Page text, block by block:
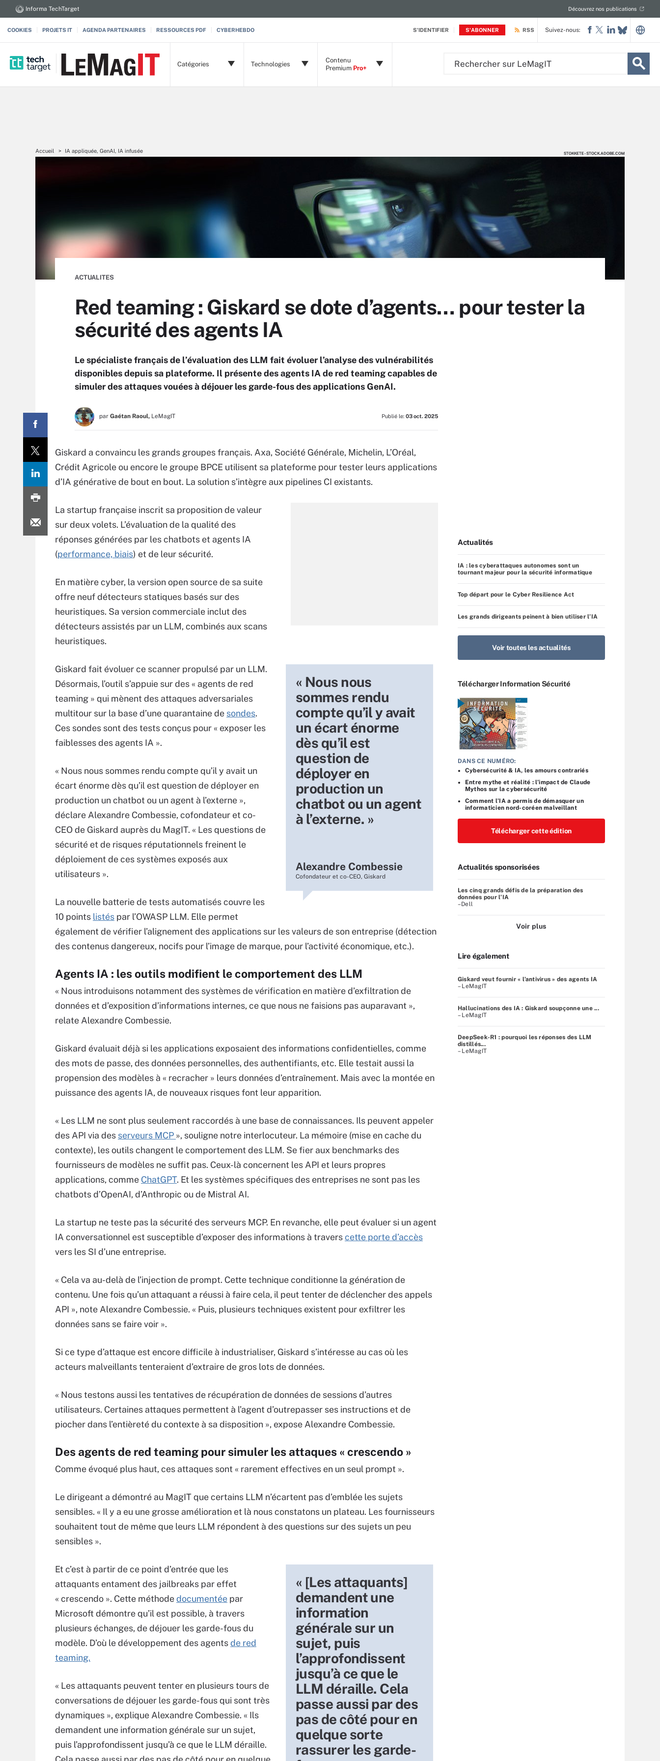
S'IDENTIFIER S'ABONNER
Informa TechTarget Découvrez nos publications
COOKIES PROJETS IT AGENDA PARTENAIRES RESSOURCES PDF CYBERHEBDO RSS
Catégories Technologies
Contenu
Premium Pro+
Suivez-nous:
Accueil IA appliquée, GenAI, IA infusée STOKKETE - STOCK.ADOBE.COM
STOKKETE - STOCK.ADOBE.COM
ACTUALITES
Red teaming : Giskard se dote d’agents… pour tester la
sécurité des agents IA
Le spécialiste français de l’évaluation des LLM fait évoluer l’analyse des vulnérabilités
disponibles depuis sa plateforme. Il présente des agents IA de red teaming capables de
simuler des attaques vouées à déjouer les garde-fous des applications GenAI.
par Gaétan Raoul, LeMagIT Publié le: 03 oct. 2025
Giskard a convaincu les grands groupes français. Axa, Société Générale, Michelin, L’Oréal,
Crédit Agricole ou encore le groupe BPCE utilisent sa plateforme pour tester leurs applications
d’IA générative de bout en bout. La solution s’intègre aux pipelines CI existants.
La startup française inscrit sa proposition de valeur
sur deux volets. L’évaluation de la qualité des
réponses générées par les chatbots et agents IA
(performance, biais) et de leur sécurité.
En matière cyber, la version open source de sa suite
offre neuf détecteurs statiques basés sur des
heuristiques. Sa version commerciale inclut des
détecteurs assistés par un LLM, combinés aux scans
heuristiques.
« Nous nous
sommes rendu
compte qu’il y avait
un écart énorme
dès qu’il est
question de
déployer en
production un
chatbot ou un agent
à l’externe. »
Alexandre Combessie
Cofondateur et co-CEO, Giskard
Giskard fait évoluer ce scanner propulsé par un LLM.
Désormais, l’outil s’appuie sur des « agents de red
teaming » qui mènent des attaques adversariales
multitour sur la base d’une quarantaine de sondes.
Ces sondes sont des tests conçus pour « exposer les
faiblesses des agents IA ».
« Nous nous sommes rendu compte qu’il y avait un
écart énorme dès qu’il est question de déployer en
production un chatbot ou un agent à l’externe »,
déclare Alexandre Combessie, cofondateur et co-
CEO de Giskard auprès du MagIT. « Les questions de
sécurité et de risques réputationnels freinent le
déploiement de ces systèmes exposés aux
utilisateurs ».
La nouvelle batterie de tests automatisés couvre les
10 points listés par l’OWASP LLM. Elle permet
également de vérifier l’alignement des applications sur les valeurs de son entreprise (détection
des contenus dangereux, nocifs pour l’image de marque, pour l’activité économique, etc.).
Agents IA : les outils modifient le comportement des LLM
« Nous introduisons notamment des systèmes de vérification en matière d’exfiltration de
données et d’exposition d’informations internes, ce que nous ne faisions pas auparavant »,
relate Alexandre Combessie.
Giskard évaluait déjà si les applications exposaient des informations confidentielles, comme
des mots de passe, des données personnelles, des authentifiants, etc. Elle testait aussi la
propension des modèles à « recracher » leurs données d’entraînement. Mais avec la montée en
puissance des agents IA, de nouveaux risques font leur apparition.
« Les LLM ne sont plus seulement raccordés à une base de connaissances. Ils peuvent appeler
des API via des serveurs MCP », souligne notre interlocuteur. La mémoire (mise en cache du
contexte), les outils changent le comportement des LLM. Se fier aux benchmarks des
fournisseurs de modèles ne suffit pas. Ceux-là concernent les API et leurs propres
applications, comme ChatGPT. Et les systèmes spécifiques des entreprises ne sont pas les
chatbots d’OpenAI, d’Anthropic ou de Mistral AI.
La startup ne teste pas la sécurité des serveurs MCP. En revanche, elle peut évaluer si un agent
IA conversationnel est susceptible d’exposer des informations à traverscette porte d’accès
vers les SI d’une entreprise.
« Cela va au-delà de l’injection de prompt. Cette technique conditionne la génération de
contenu. Une fois qu’un attaquant a réussi à faire cela, il peut tenter de déclencher des appels
API », note Alexandre Combessie. « Puis, plusieurs techniques existent pour exfiltrer les
données sans se faire voir ».
Si ce type d’attaque est encore difficile à industrialiser, Giskard s’intéresse au cas où les
acteurs malveillants tenteraient d’extraire de gros lots de données.
« Nous testons aussi les tentatives de récupération de données de sessions d’autres
utilisateurs. Certaines attaques permettent à l’agent d’outrepasser ses instructions et de
piocher dans l’entièreté du contexte à sa disposition », expose Alexandre Combessie.
Des agents de red teaming pour simuler les attaques « crescendo »
Comme évoqué plus haut, ces attaques sont « rarement effectives en un seul prompt ».
Le dirigeant a démontré au MagIT que certains LLM n’écartent pas d’emblée les sujets
sensibles. « Il y a eu une grosse amélioration et là nous constatons un plateau. Les fournisseurs
souhaitent tout de même que leurs LLM répondent à des questions sur des sujets un peu
sensibles ».
« [Les attaquants]
demandent une
information
générale sur un
sujet, puis
l’approfondissent
jusqu’à ce que le
LLM déraille. Cela
passe aussi par des
pas de côté pour en
quelque sorte
rassurer les garde-
Et c’est à partir de ce point d’entrée que les
attaquants entament des jailbreaks par effet
« crescendo ». Cette méthodedocumentée par
Microsoft démontre qu’il est possible, à travers
plusieurs échanges, de déjouer les garde-fous du
modèle. D’où le développement des agentsde red
teaming.
« Les attaquants peuvent tenter en plusieurs tours de
conversations de déjouer les garde-fous qui sont très
dynamiques », explique Alexandre Combessie. « Ils
demandent une information générale sur un sujet,
puis l’approfondissent jusqu’à ce que le LLM déraille.
Actualités
IA : les cyberattaques autonomes sont un
tournant majeur pour la sécurité informatique
Top départ pour le Cyber Resilience Act
Les grands dirigeants peinent à bien utiliser l’IA
Voir toutes les actualités
Télécharger Information Sécurité
DANS CE NUMÉRO:
Cybersécurité & IA, les amours contrariés
Entre mythe et réalité : l’impact de Claude
Mythos sur la cybersécurité
Comment l’IA a permis de démasquer un
informaticien nord-coréen malveillant
Télécharger cette édition
Actualités sponsorisées
Les cinq grands défis de la préparation des
données pour l’IA
–Dell
Voir plus
Lire également
Giskard veut fournir « l’antivirus » des agents IA
– LeMagIT
Hallucinations des IA : Giskard soupçonne une ...
– LeMagIT
DeepSeek-R1 : pourquoi les réponses des LLM
distillés...
– LeMagIT